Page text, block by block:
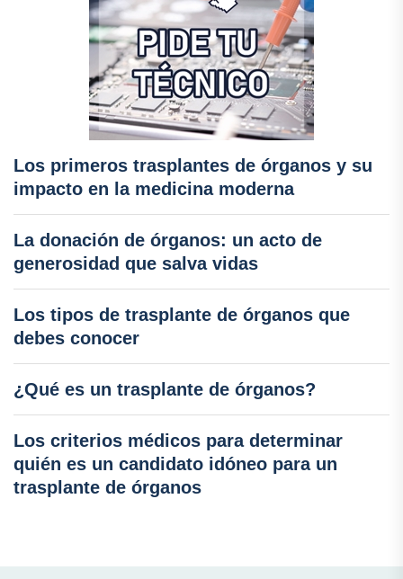
Los primeros trasplantes de órganos y su
impacto en la medicina moderna
La donación de órganos: un acto de
generosidad que salva vidas
Los tipos de trasplante de órganos que
debes conocer
¿Qué es un trasplante de órganos?
Los criterios médicos para determinar
quién es un candidato idóneo para un
trasplante de órganos